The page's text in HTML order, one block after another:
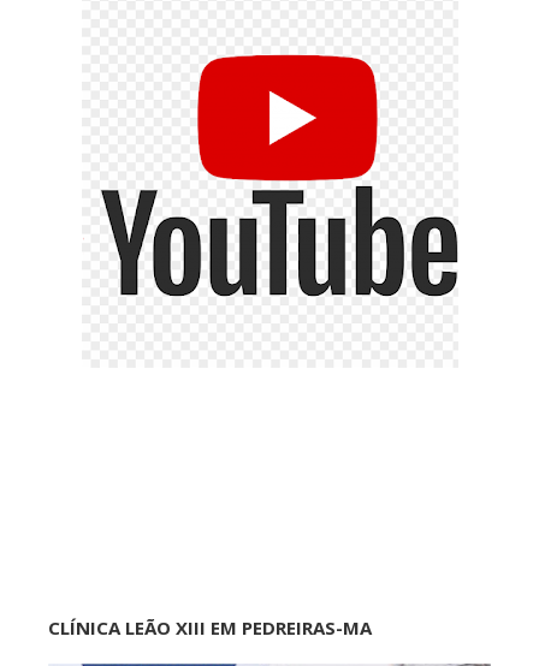
CLÍNICA LEÃO XIII EM PEDREIRAS-MA